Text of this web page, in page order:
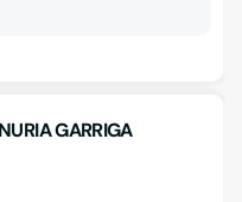
GARRIGA